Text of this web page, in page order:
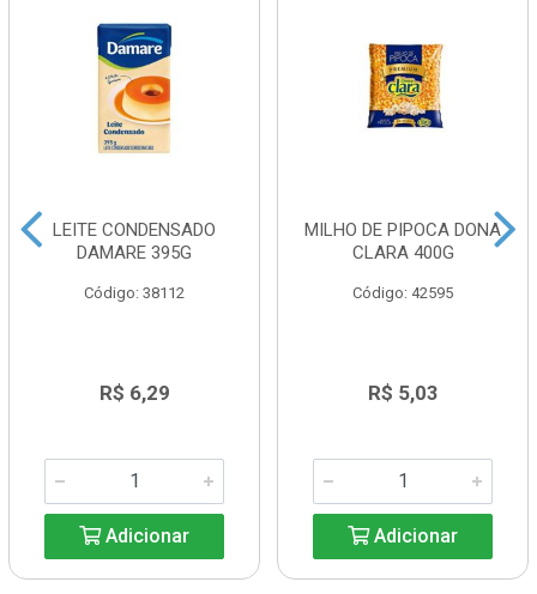
LEITE CONDENSADO
DAMARE 395G
Código: 38112
R$ 6,29
Adicionar
MILHO DE PIPOCA DONA
CLARA 400G
Código: 42595
R$ 5,03
Adicionar